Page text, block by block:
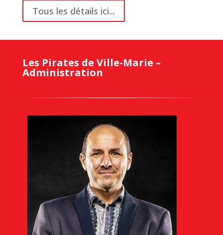
Tous les détails ici...
Les Pirates de Ville-Marie –
Administration